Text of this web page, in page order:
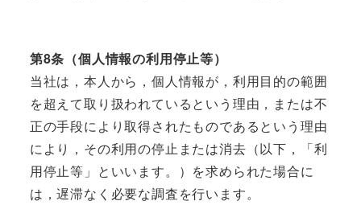
第8条（個人情報の利用停止等）
当社は，本人から，個人情報が，利用目的の範囲
を超えて取り扱われているという理由，または不
正の手段により取得されたものであるという理由
により，その利用の停止または消去（以下，「利
用停止等」といいます。）を求められた場合に
は，遅滞なく必要な調査を行います。